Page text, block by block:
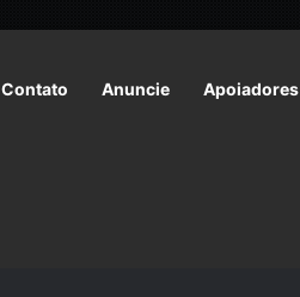
Contato Anuncie Apoiadores